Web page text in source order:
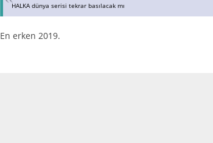
HALKA dünya serisi tekrar basılacak mı
En erken 2019.